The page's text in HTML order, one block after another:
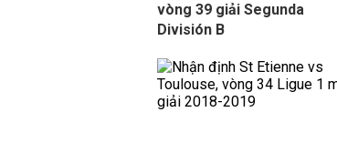
vòng 39 giải Segunda
División B